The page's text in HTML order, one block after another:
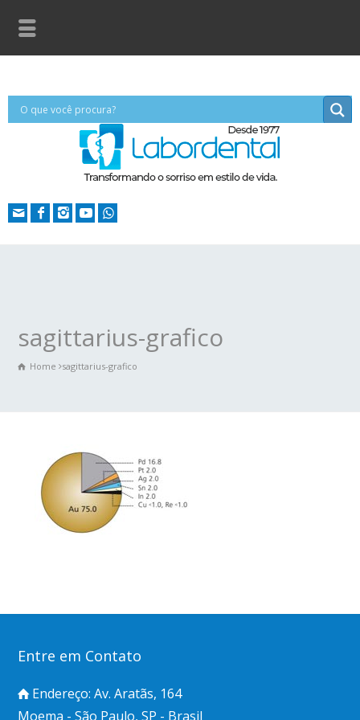
sagittarius-grafico
Home sagittarius-grafico
Entre em Contato
Endereço: Av. Aratãs, 164
Moema - São Paulo, SP - Brasil